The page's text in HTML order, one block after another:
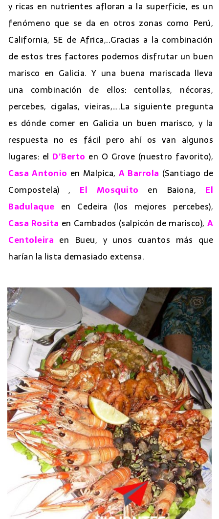
y ricas en nutrientes afloran a la superficie, es un
fenómeno que se da en otros zonas como Perú,
California, SE de Africa,..Gracias a la combinación
de estos tres factores podemos disfrutar un buen
marisco en Galicia. Y una buena mariscada lleva
una combinación de ellos: centollas, nécoras,
percebes, cigalas, vieiras,….La siguiente pregunta
es dónde comer en Galicia un buen marisco, y la
respuesta no es fácil pero ahí os van algunos
lugares: el D’Berto en O Grove (nuestro favorito),
Casa Antonio en Malpica, A Barrola (Santiago de
Compostela) , El Mosquito en Baiona, El
Badulaque en Cedeira (los mejores percebes),
Casa Rosita en Cambados (salpicón de marisco), A
Centoleira en Bueu, y unos cuantos más que
harían la lista demasiado extensa.